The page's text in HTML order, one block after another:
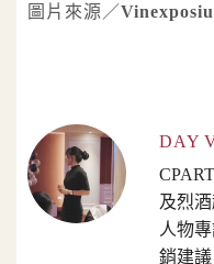
圖片來源／
DAY
及烈
人物
銷建議